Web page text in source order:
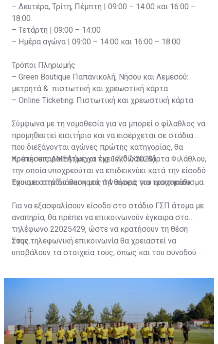
– Δευτέρα, Τρίτη, Πέμπτη | 09:00 – 14:00 και 16:00 –
18:00
– Τετάρτη | 09:00 – 14:00
– Ημέρα αγώνα | 09:00 – 14:00 και 16:00 – 18:00
Τρόποι Πληρωμής
– Green Boutique Παπανικολή, Νήσου και Λεμεσού:
μετρητά & πιστωτική και χρεωστική κάρτα
– Online Ticketing: Πιστωτική και χρεωστική κάρτα
Σύμφωνα με τη νομοθεσία για να μπορεί ο φίλαθλος να
προμηθευτεί εισιτήριο και να εισέρχεται σε στάδια
που διεξάγονται αγώνες πρώτης κατηγορίας, θα
πρέπει απαραιτήτως να έχει εκδώσει Κάρτα Φιλάθλου,
την οποία υποχρεούται να επιδεικνύει κατά την είσοδό
του στο στάδιο και κατά την αγορά του εισιτηρίου.
Κρατήσεις ΑΜΕΑ (μέχρι τις 17/07/2023)
Έχουμε στην διάθεση μας 14 θέσεις για τροχοκάθισμα.
Για να εξασφαλίσουν είσοδο στο στάδιο ΓΣΠ άτομα με
αναπηρία, θα πρέπει να επικοινωνούν έγκαιρα στο
τηλέφωνο 22025429, ώστε να κρατήσουν τη θέση
τους.
Στην τηλεφωνική επικοινωνία θα χρειαστεί να
υποβάλουν τα στοιχεία τους, όπως και του συνοδού